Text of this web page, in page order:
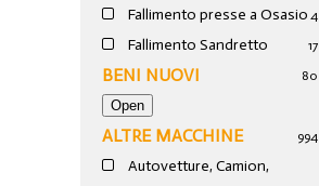
Fallimento presse a Osasio 4
Fallimento Sandretto 17
BENI NUOVI 80
ALTRE MACCHINE 994
Autovetture, Camion,